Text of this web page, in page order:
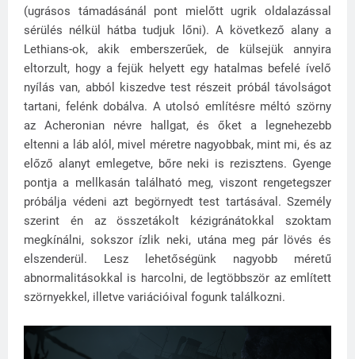
(ugrásos támadásánál pont mielőtt ugrik oldalazással
sérülés nélkül hátba tudjuk lőni). A következő alany a
Lethians-ok, akik emberszerűek, de külsejük annyira
eltorzult, hogy a fejük helyett egy hatalmas befelé ívelő
nyílás van, abból kiszedve test részeit próbál távolságot
tartani, felénk dobálva. A utolsó említésre méltó szörny
az Acheronian névre hallgat, és őket a legnehezebb
eltenni a láb alól, mivel méretre nagyobbak, mint mi, és az
előző alanyt emlegetve, bőre neki is rezisztens. Gyenge
pontja a mellkasán található meg, viszont rengetegszer
próbálja védeni azt begörnyedt test tartásával. Személy
szerint én az összetákolt kézigránátokkal szoktam
megkínálni, sokszor ízlik neki, utána meg pár lövés és
elszenderül. Lesz lehetőségünk nagyobb méretű
abnormalitásokkal is harcolni, de legtöbbször az említett
szörnyekkel, illetve variációival fogunk találkozni.